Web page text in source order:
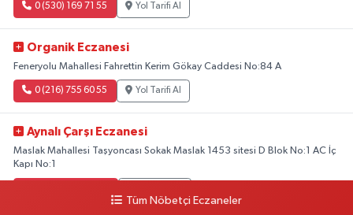
0 (530) 169 71 55 Yol Tarifi Al
Organik Eczanesi
Feneryolu Mahallesi Fahrettin Kerim Gökay Caddesi No:84 A
0 (216) 755 60 55 Yol Tarifi Al
Aynalı Çarşı Eczanesi
Maslak Mahallesi Taşyoncası Sokak Maslak 1453 sitesi D Blok No:1 AC İç
Kapı No:1
Tüm Nöbetçi Eczaneler